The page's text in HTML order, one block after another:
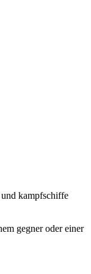
und kampfschiffe
gegner oder einer